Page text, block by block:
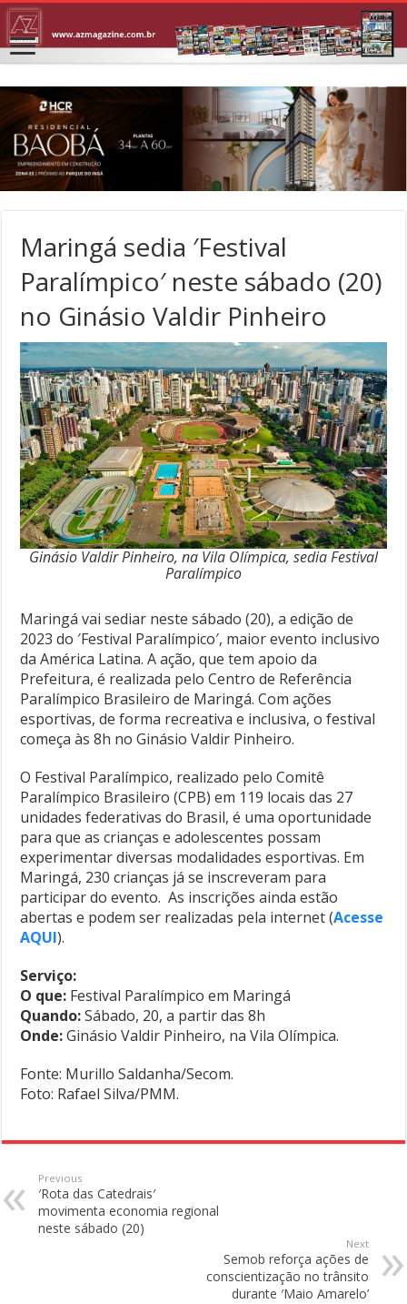
Maringá sedia ′Festival
Paralímpico′ neste sábado (20)
no Ginásio Valdir Pinheiro
Ginásio Valdir Pinheiro, na Vila Olímpica, sedia Festival
Paralímpico
Maringá vai sediar neste sábado (20), a edição de
2023 do ′Festival Paralímpico′, maior evento inclusivo
da América Latina. A ação, que tem apoio da
Prefeitura, é realizada pelo Centro de Referência
Paralímpico Brasileiro de Maringá. Com ações
esportivas, de forma recreativa e inclusiva, o festival
começa às 8h no Ginásio Valdir Pinheiro.
O Festival Paralímpico, realizado pelo Comitê
Paralímpico Brasileiro (CPB) em 119 locais das 27
unidades federativas do Brasil, é uma oportunidade
para que as crianças e adolescentes possam
experimentar diversas modalidades esportivas. Em
Maringá, 230 crianças já se inscreveram para
participar do evento. As inscrições ainda estão
abertas e podem ser realizadas pela internet (Acesse
AQUI).
Serviço:
O que: Festival Paralímpico em Maringá
Quando:Sábado, 20, a partir das 8h
Onde:Ginásio Valdir Pinheiro, na Vila Olímpica.
Fonte: Murillo Saldanha/Secom.
Foto: Rafael Silva/PMM.
Previous
′Rota das Catedrais′
movimenta economia regional
neste sábado (20)
Next
Semob reforça ações de
conscientização no trânsito
durante ′Maio Amarelo’